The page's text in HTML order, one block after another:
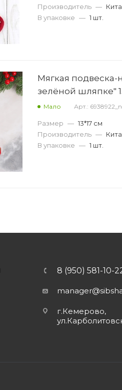
Производитель —
В упаковке — 1 шт.
Мягкая подвеска-
зелёной шляпке"
Мало Арт.:
Размер — 13*17 см
Производитель —
В упаковке — 1 шт.
8 (950) 581-10-
г.Кемерово,